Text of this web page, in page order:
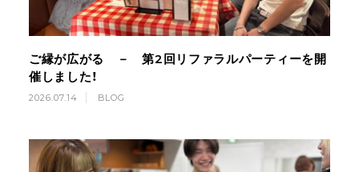
ご縁が広がる － 第2回リファラルパーティーを開
催しました！
2026.07.14 BLOG